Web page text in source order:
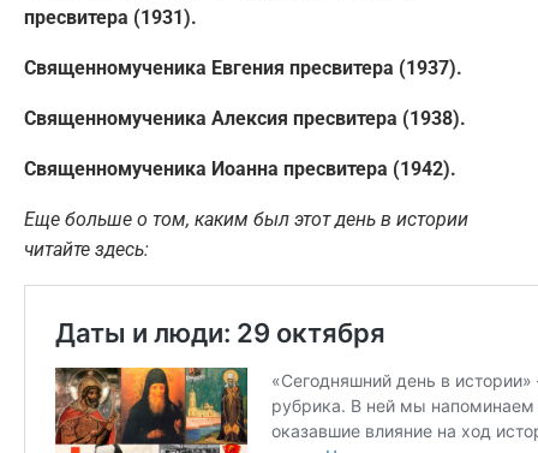
пресвитера (1931).
Священномученика Евгения пресвитера (1937).
Священномученика Алексия пресвитера (1938).
Священномученика Иоанна пресвитера (1942).
Еще больше о том, каким был этот день в истории
читайте здесь: